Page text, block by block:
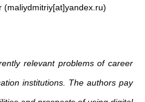
relevant problems of career
institutions. The authors pay